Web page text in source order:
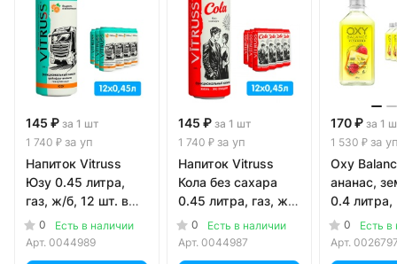
145 ₽ за 1 шт
1 740 ₽ за уп
Напиток Vitruss
Юзу 0.45 литра,
газ, ж/б, 12 шт. в
уп.0
Есть в наличии
Арт. 0044989
145 ₽ за 1 шт
1 740 ₽ за уп
Напиток Vitruss
Кола без сахара
0.45 литра, газ, ж/
б, 12 шт. в уп.
0
Есть в наличии
Арт. 0044987
170 ₽ за 1
1 530 ₽ за
Oxy
ананас,
0.4 литра,
шт. в уп.
0
Есть в
Арт.